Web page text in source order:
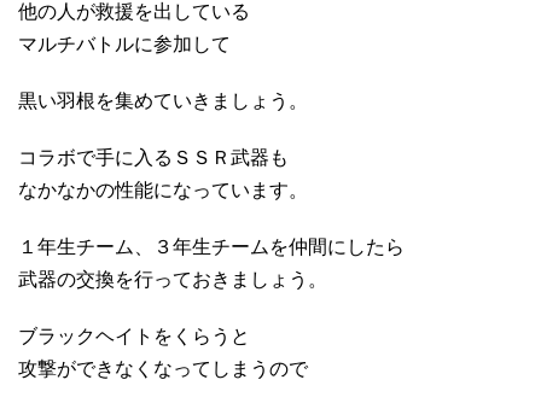
他の人が救援を出している
マルチバトルに参加して
黒い羽根を集めていきましょう。
コラボで手に入るＳＳＲ武器も
なかなかの性能になっています。
１年生チーム、３年生チームを仲間にしたら
武器の交換を行っておきましょう。
ブラックヘイトをくらうと
攻撃ができなくなってしまうので